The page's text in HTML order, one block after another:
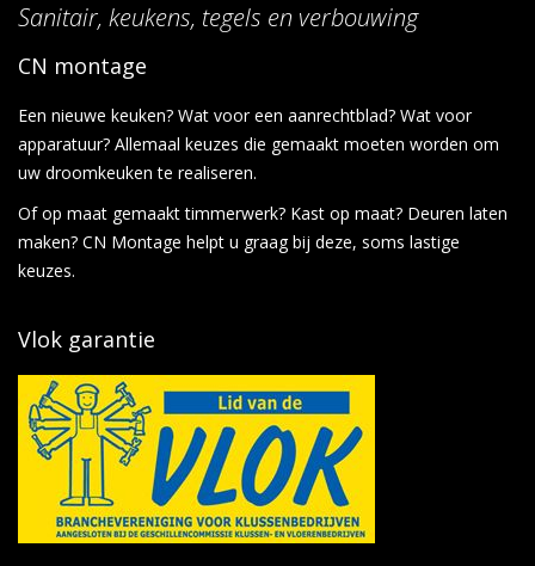
Sanitair, keukens, tegels en verbouwing
CN montage
Een nieuwe keuken? Wat voor een aanrechtblad? Wat voor
apparatuur? Allemaal keuzes die gemaakt moeten worden om
uw droomkeuken te realiseren.
Of op maat gemaakt timmerwerk? Kast op maat? Deuren laten
maken? CN Montage helpt u graag bij deze, soms lastige
keuzes.
Vlok garantie